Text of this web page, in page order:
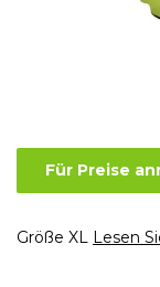
Für Preise
Größe XL Lesen